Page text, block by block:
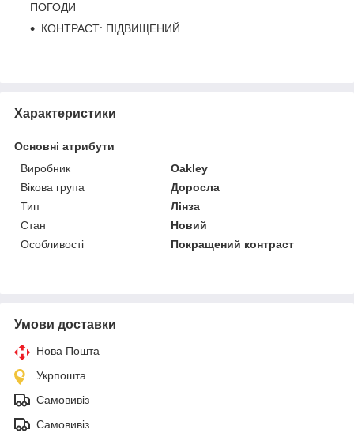
ПОГОДИ
КОНТРАСТ: ПІДВИЩЕНИЙ
Характеристики
Основні атрибути
Виробник
Oakley
Вікова група
Доросла
Тип
Лінза
Стан
Новий
Особливості
Покращений контраст
Умови доставки
Нова Пошта
Укрпошта
Самовивіз
Самовивіз